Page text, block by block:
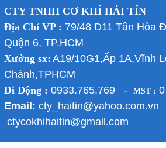
CTY TNHH CƠ KHÍ HẢI TÍN
Địa Chỉ VP : 79/48 D11 Tân Hòa
Quận 6, TP.HCM
Xưởng sx: A19/10G1,Ấp 1A,Vĩnh
Chánh,TPHCM
Di Động : 0933.765.769 - MST :
Email:
ctycokhihaitin@gmail.com